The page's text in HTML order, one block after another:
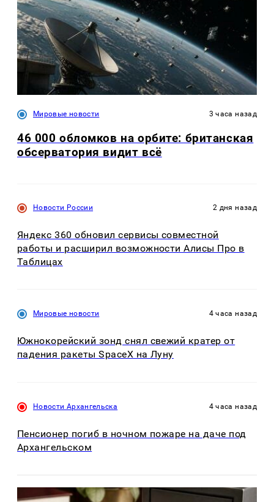
Мировые новости 3 часа назад
46 000 обломков на орбите: британская
обсерватория видит всё
Новости России 2 дня назад
Яндекс 360 обновил сервисы совместной
работы и расширил возможности Алисы Про в
Таблицах
Мировые новости 4 часа назад
Южнокорейский зонд снял свежий кратер от
падения ракеты SpaceX на Луну
Новости Архангельска 4 часа назад
Пенсионер погиб в ночном пожаре на даче под
Архангельском